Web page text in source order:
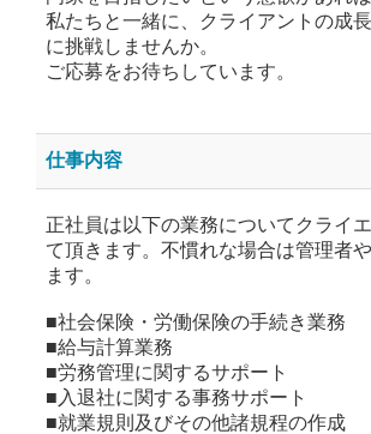
私たちと一緒に、クライアントの成
に挑戦しませんか。
ご応募をお待ちしています。
仕事内容
正社員は以下の業務についてクライ
て頂きます。不慣れな場合は管理者
ます。
■社会保険・労働保険の手続き業務
■給与計算業務
■労務管理に関するサポート
■入退社に関する事務サポート
■就業規則及びその他諸規程の作成